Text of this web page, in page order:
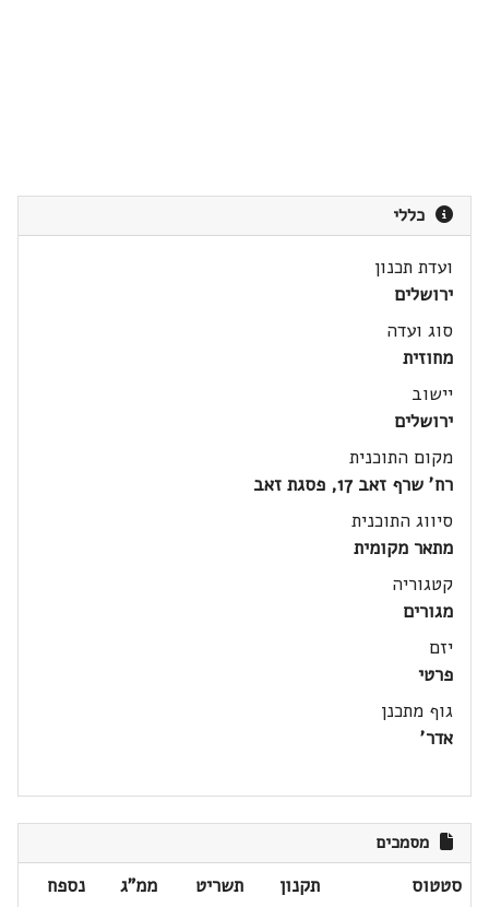
כללי
ועדת תכנון
ירושלים
סוג ועדה
מחוזית
יישוב
ירושלים
מקום התוכנית
רח' שרף זאב 17, פסגת זאב
סיווג התוכנית
מתאר מקומית
קטגוריה
מגורים
יזם
פרטי
גוף מתכנן
אדר'
מסמכים
סטטוס תקנון תשריט ממ"ג
נספח